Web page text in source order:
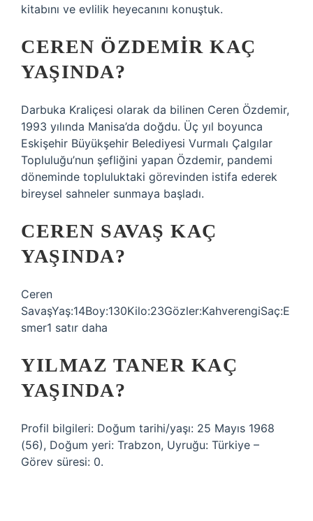
kitabını ve evlilik heyecanını konuştuk.
CEREN ÖZDEMIR KAÇ
YAŞINDA?
Darbuka Kraliçesi olarak da bilinen Ceren Özdemir,
1993 yılında Manisa’da doğdu. Üç yıl boyunca
Eskişehir Büyükşehir Belediyesi Vurmalı Çalgılar
Topluluğu’nun şefliğini yapan Özdemir, pandemi
döneminde topluluktaki görevinden istifa ederek
bireysel sahneler sunmaya başladı.
CEREN SAVAŞ KAÇ
YAŞINDA?
Ceren
SavaşYaş:14Boy:130Kilo:23Gözler:KahverengiSaç:E
smer1 satır daha
YILMAZ TANER KAÇ
YAŞINDA?
Profil bilgileri: Doğum tarihi/yaşı: 25 Mayıs 1968
(56), Doğum yeri: Trabzon, Uyruğu: Türkiye –
Görev süresi: 0.